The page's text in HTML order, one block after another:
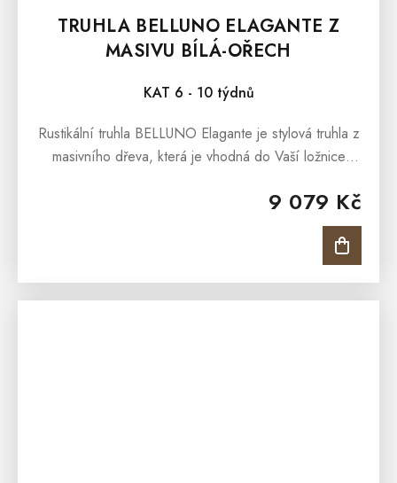
TRUHLA BELLUNO ELAGANTE Z
MASIVU BÍLÁ-OŘECH
KAT 6 - 10 týdnů
9 079 Kč
Rustikální truhla BELLUNO Elagante je stylová truhla z
masivního dřeva, která je vhodná do Vaší ložnice